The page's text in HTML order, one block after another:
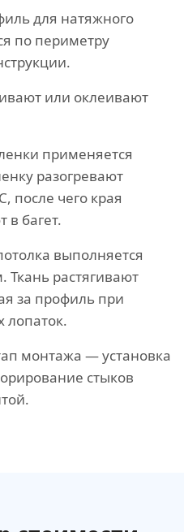
для натяжного
по периметру
или оклеивают
применяется
разогревают
после чего края
в багет.
выполняется
растягивают
за профиль при
монтажа — установка
стыков